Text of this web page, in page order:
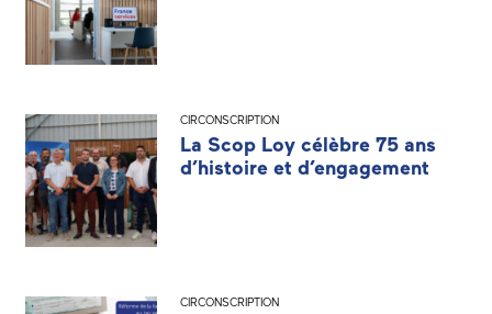
CIRCONSCRIPTION
La Scop Loy célèbre 75 ans
d’histoire et d’engagement
CIRCONSCRIPTION